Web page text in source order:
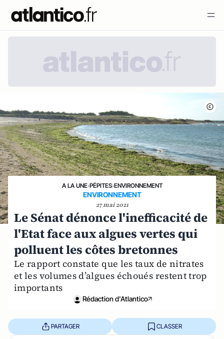
A LA UNE›PÉPITES›ENVIRONNEMENT
ENVIRONNEMENT
27 mai 2021
Le Sénat dénonce l'inefficacité de
l'Etat face aux algues vertes qui
polluent les côtes bretonnes
Le rapport constate que les taux de nitrates
et les volumes d’algues échoués restent trop
importants
Rédaction d'Atlantico
PARTAGER CLASSER